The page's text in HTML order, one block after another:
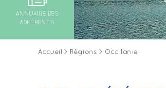
ANNUAIRE DES
ADHÉRENTS
Accueil > Régions > Occitanie